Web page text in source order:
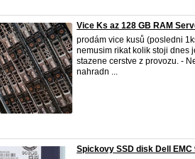
Vice Ks az 128 GB RAM
prodám vice kusů (posledni
nemusim rikat kolik stoji dnes
stazene cerstve z provozu. -
nahradn ...
Spickovy SSD disk Dell EMC